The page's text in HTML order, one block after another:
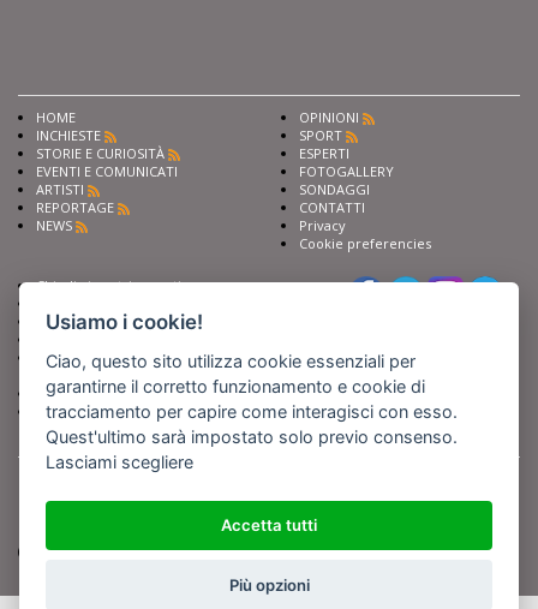
HOME
INCHIESTE
STORIE E CURIOSITÀ
EVENTI E COMUNICATI
ARTISTI
REPORTAGE
NEWS
OPINIONI
SPORT
ESPERTI
FOTOGALLERY
SONDAGGI
CONTATTI
Privacy
Cookie preferencies
Chiedi ai nostri esperti
Fai pubblicità con noi
Iscriviti al nostro corso di
giornalismo
Compra i nostri libri
Entra in Barinedita Map
, Partita IVA 07355350724
detiene i Diritti d'Autore e sono state prodotte nell'anno 2012 e seguenti
(tranne che non vi sia uno specifico anno di scatto riportato)
Usiamo i cookie!
Ciao, questo sito utilizza cookie essenziali per
garantirne il corretto funzionamento e cookie di
tracciamento per capire come interagisci con esso.
Quest'ultimo sarà impostato solo previo consenso.
Lasciami scegliere
Accetta tutti
Più opzioni